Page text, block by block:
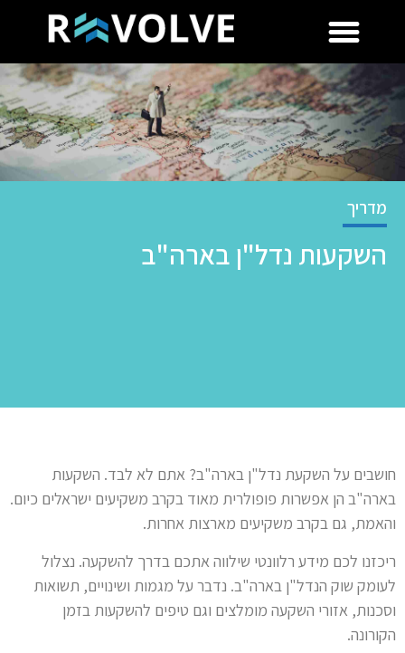
מדריך
השקעות נדל"ן בארה"ב
חושבים על השקעת נדל"ן בארה"ב? אתם לא לבד. השקעות
בארה"ב הן אפשרות פופולרית מאוד בקרב משקיעים ישראלים כיום.
והאמת, גם בקרב משקיעים מארצות אחרות.
ריכזנו לכם מידע רלוונטי שילווה אתכם בדרך להשקעה. נצלול
לעומק שוק הנדל"ן בארה"ב. נדבר על מגמות ושינויים, תשואות
וסכנות, אזורי השקעה מומלצים וגם טיפים להשקעות בזמן
הקורונה.